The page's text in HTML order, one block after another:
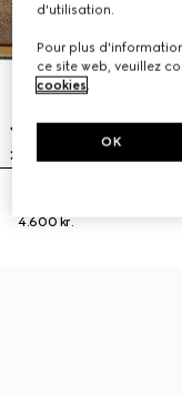
4.600 kr.
d'utilisation.
Pour plus
ce site web, veuillez
cookies.
OK